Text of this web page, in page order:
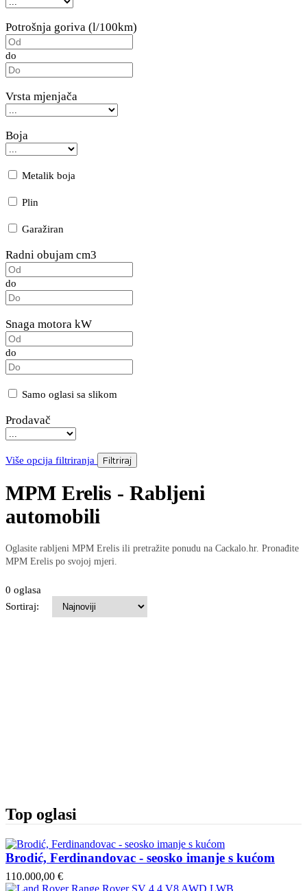
Potrošnja goriva (l/100km)
do
Vrsta mjenjača
Boja
Metalik boja
Plin
Garažiran
Radni obujam cm3
do
Snaga motora kW
do
Samo oglasi sa slikom
Prodavač
Više opcija filtriranja Filtriraj
MPM Erelis - Rabljeni
automobili
Oglasite rabljeni MPM Erelis ili pretražite ponudu na Cackalo.hr. Pronađite
MPM Erelis po svojoj mjeri.
0 oglasa
Sortiraj:
Top oglasi
Brodić, Ferdinandovac - seosko imanje s kućom
110.000,00 €